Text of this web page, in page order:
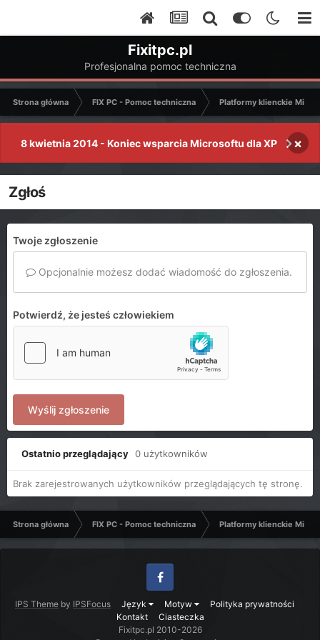
Fixitpc.pl
Profesjonalna pomoc techniczna
Strona główna FIX PC - Pomoc techniczna Platformy klienckie
8 kwietnia 2014 - Koniec wsparcia Microsoftu dla XP ×
Zgłoś
Twoje zgłoszenie
Opcjonalnie możesz dodać wiadomość do zgłoszenia.
Potwierdź, że jesteś człowiekiem
Wyślij zgłoszenie
Ostatnio przeglądający 0 użytkowników
Brak zarejestrowanych użytkowników przeglądających tę stronę.
Strona główna FIX PC - Pomoc techniczna Platformy klienckie
IPS Theme by IPSFocus Język Motyw
Polityka prywatności
Kontakt
Ciasteczka
Facebook
Fixitpc.pl 2010-2026